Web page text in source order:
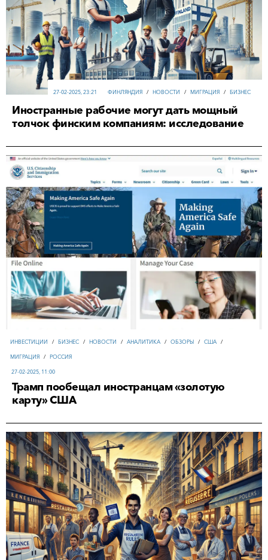
ФИНЛЯНДИЯ / НОВОСТИ / МИГРАЦИЯ / БИЗНЕС
27-02-2025, 23:21
Иностранные рабочие могут дать мощный
толчок финским компаниям: исследование
ИНВЕСТИЦИИ / БИЗНЕС / НОВОСТИ / АНАЛИТИКА / ОБЗОРЫ / США /
МИГРАЦИЯ / РОССИЯ
27-02-2025, 11:00
Трамп пообещал иностранцам «золотую
карту» США